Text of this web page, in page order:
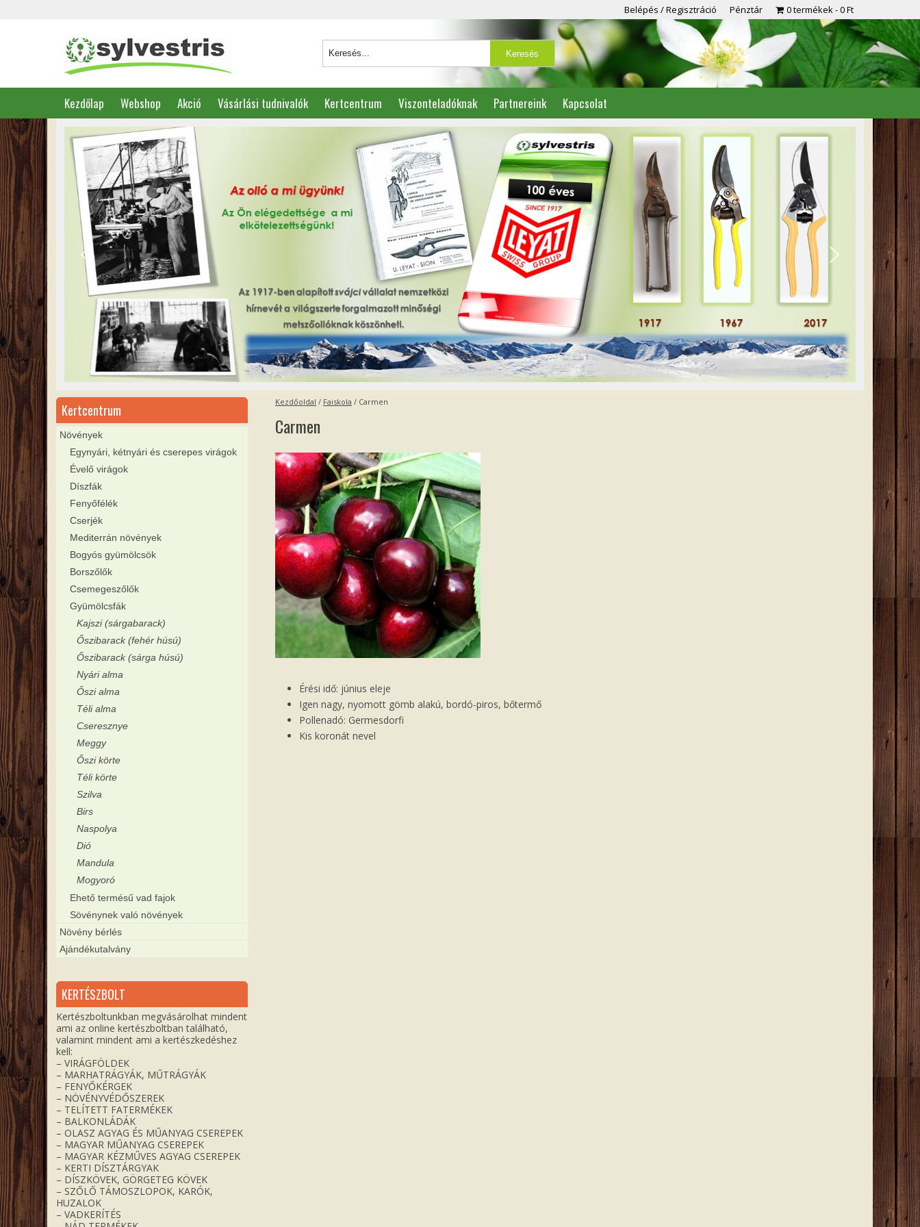
Belépés / Regisztráció Pénztár 0 termékek 0 Ft
Kezdőlap Webshop Akció Vásárlási tudnivalók Kertcentrum Viszonteladóknak Partnereink Kapcsolat
Kezdőoldal / Faiskola / Carmen
Carmen
Érési idő: június eleje
Igen nagy, nyomott gömb alakú, bordó-piros, bőtermő
Pollenadó: Germesdorfi
Kis koronát nevel
Kertcentrum
Növények
Egynyári, kétnyári és cserepes virágok
Évelő virágok
Díszfák
Fenyőfélék
Cserjék
Mediterrán növények
Bogyós gyümölcsök
Borszőlők
Csemegeszőlők
Gyümölcsfák
Kajszi (sárgabarack)
Őszibarack (fehér húsú)
Őszibarack (sárga húsú)
Nyári alma
Őszi alma
Téli alma
Cseresznye
Meggy
Őszi körte
Téli körte
Szilva
Birs
Naspolya
Dió
Mandula
Mogyoró
Ehető termésű vad fajok
Sövénynek való növények
Növény bérlés
Ajándékutalvány
KERTÉSZBOLT
Kertészboltunkban megvásárolhat mindent
ami az online kertészboltban található,
valamint mindent ami a kertészkedéshez
kell:
– VIRÁGFÖLDEK
– MARHATRÁGYÁK, MŰTRÁGYÁK
– FENYŐKÉRGEK
– NÖVÉNYVÉDŐSZEREK
– TELÍTETT FATERMÉKEK
– BALKONLÁDÁK
– OLASZ AGYAG ÉS MŰANYAG CSEREPEK
– MAGYAR MŰANYAG CSEREPEK
– MAGYAR KÉZMŰVES AGYAG CSEREPEK
– KERTI DÍSZTÁRGYAK
– DÍSZKÖVEK, GÖRGETEG KÖVEK
– SZŐLŐ TÁMOSZLOPOK, KARÓK,
HUZALOK
– VADKERÍTÉS